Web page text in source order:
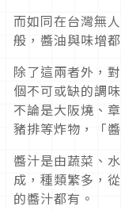
而如同在台灣無
般，醬油與味增
除了這兩者外，
個不可或缺的調
不論是大阪燒、
豬排等炸物，「
醬汁是由蔬菜、
成，種類繁多，
的醬汁都有。